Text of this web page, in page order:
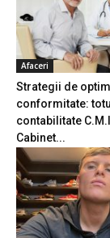
Afaceri
Strategii de
conformitate:
contabilitate
Cabinet...